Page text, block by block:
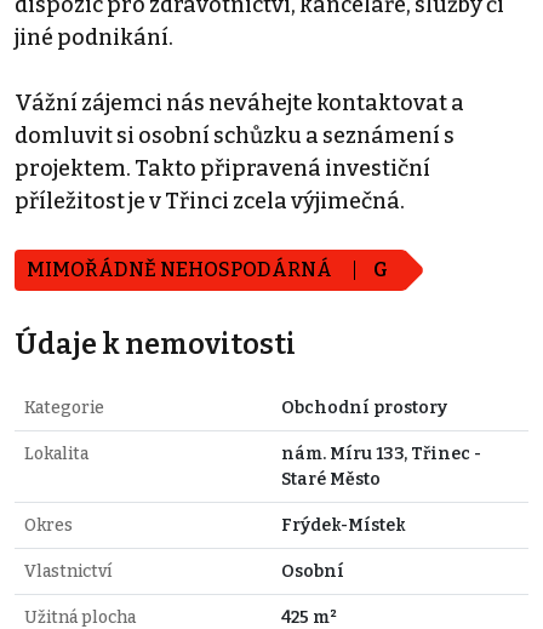
jiné podnikání.
Vážní zájemci nás neváhejte kontaktovat a
domluvit si osobní schůzku a seznámení s
projektem. Takto připravená investiční
příležitost je v Třinci zcela výjimečná.
MIMOŘÁDNĚ NEHOSPODÁRNÁ G
Údaje k nemovitosti
Kategorie Obchodní prostory
Lokalita
nám. Míru 133, Třinec -
Staré Město
Okres Frýdek-Místek
Vlastnictví Osobní
Užitná plocha 425 m²